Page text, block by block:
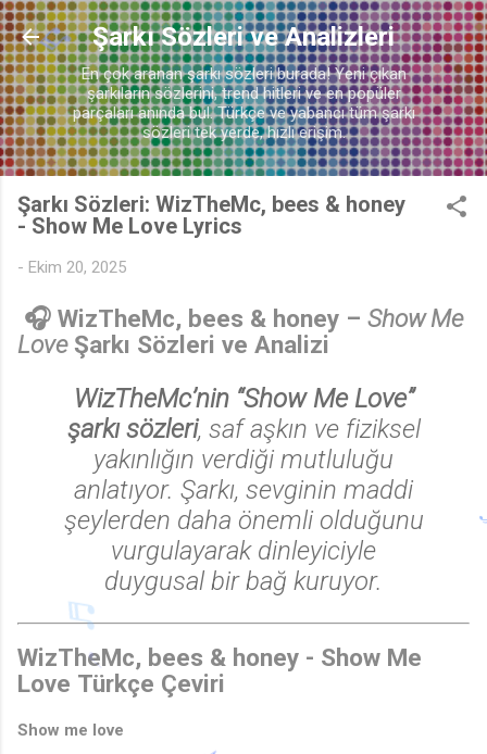
Ana içeriğe atla
Şarkı Sözleri ve Analizleri
En çok aranan şarkı sözleri burada! Yeni çıkan
şarkıların sözlerini, trend hitleri ve en popüler
parçaları anında bul. Türkçe ve yabancı tüm şarkı
sözleri tek yerde, hızlı erişim.
Şarkı Sözleri: WizTheMc, bees & honey
- Show Me Love Lyrics
- Ekim 20, 2025
🎧 WizTheMc, bees & honey – Show Me
LoveŞarkı Sözleri ve Analizi
WizTheMc’nin “Show Me Love”
şarkı sözleri, saf aşkın ve fiziksel
yakınlığın verdiği mutluluğu
anlatıyor. Şarkı, sevginin maddi
şeylerden daha önemli olduğunu
vurgulayarak dinleyiciyle
duygusal bir bağ kuruyor.
WizTheMc, bees & honey - Show Me
Love Türkçe Çeviri
Show me love
♬